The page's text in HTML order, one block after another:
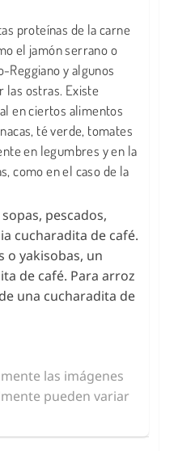
proteínas de la carne
el jamón serrano o
Reggiano y algunos
las ostras. Existe
en ciertos alimentos
té verde, tomates
en legumbres y en la
como en el caso de la
pescados,
cucharadita de café.
o yakisobas, un
de café. Para arroz
una cucharadita de
las imágenes
pueden variar